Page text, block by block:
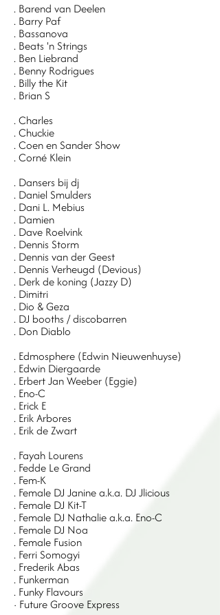
. Barend van Deelen
. Barry Paf
. Bassanova
. Beats 'n Strings
. Ben Liebrand
. Benny Rodrigues
. Billy the Kit
. Brian S
. Charles
. Chuckie
. Coen en Sander Show
. Corné Klein
. Dansers bij dj
. Daniel Smulders
. Dani L. Mebius
. Damien
. Dave Roelvink
. Dennis Storm
. Dennis van der Geest
. Dennis Verheugd (Devious)
. Derk de koning (Jazzy D)
. Dimitri
. Dio & Geza
. DJ booths / discobarren
. Don Diablo
. Edmosphere (Edwin Nieuwenhuyse)
. Edwin Diergaarde
. Erbert Jan Weeber (Eggie)
. Eno-C
. Erick E
. Erik Arbores
. Erik de Zwart
. Fayah Lourens
. Fedde Le Grand
. Fem-K
. Female DJ Janine a.k.a. DJ Jlicious
. Female DJ Kit-T
. Female DJ Nathalie a.k.a. Eno-C
. Female DJ Noa
. Female Fusion
. Ferri Somogyi
. Frederik Abas
. Funkerman
. Funky Flavours
· Future Groove Express